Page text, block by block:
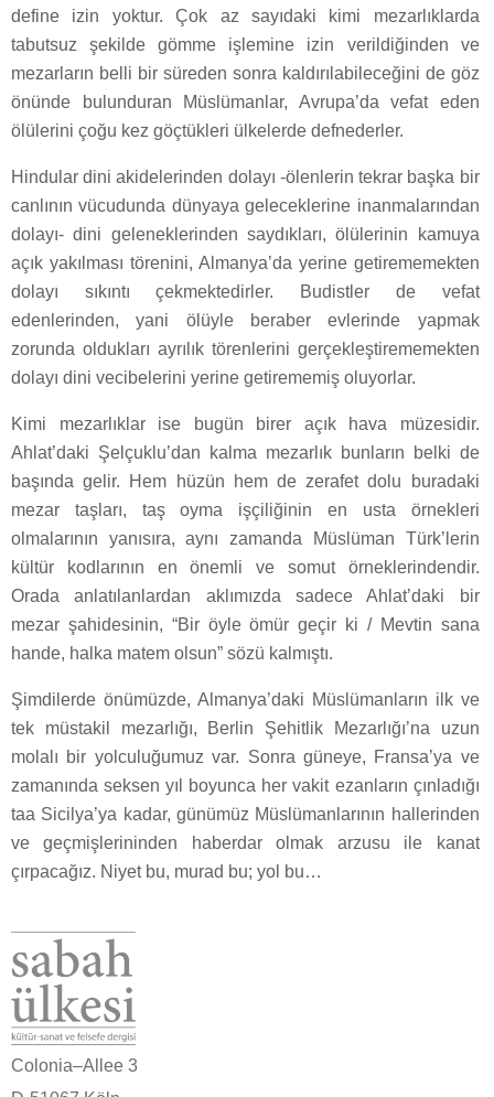
define izin yoktur. Çok az sayıdaki kimi mezarlıklarda
tabutsuz şekilde gömme işlemine izin verildiğinden ve
mezarların belli bir süreden sonra kaldırılabileceğini de göz
önünde bulunduran Müslümanlar, Avrupa’da vefat eden
ölülerini çoğu kez göçtükleri ülkelerde defnederler.
Hindular dini akidelerinden dolayı -ölenlerin tekrar başka bir
canlının vücudunda dünyaya geleceklerine inanmalarından
dolayı- dini geleneklerinden saydıkları, ölülerinin kamuya
açık yakılması törenini, Almanya’da yerine getirememekten
dolayı sıkıntı çekmektedirler. Budistler de vefat
edenlerinden, yani ölüyle beraber evlerinde yapmak
zorunda oldukları ayrılık törenlerini gerçekleştirememekten
dolayı dini vecibelerini yerine getirememiş oluyorlar.
Kimi mezarlıklar ise bugün birer açık hava müzesidir.
Ahlat’daki Şelçuklu’dan kalma mezarlık bunların belki de
başında gelir. Hem hüzün hem de zerafet dolu buradaki
mezar taşları, taş oyma işçiliğinin en usta örnekleri
olmalarının yanısıra, aynı zamanda Müslüman Türk’lerin
kültür kodlarının en önemli ve somut örneklerindendir.
Orada anlatılanlardan aklımızda sadece Ahlat’daki bir
mezar şahidesinin, “Bir öyle ömür geçir ki / Mevtin sana
hande, halka matem olsun” sözü kalmıştı.
Şimdilerde önümüzde, Almanya’daki Müslümanların ilk ve
tek müstakil mezarlığı, Berlin Şehitlik Mezarlığı’na uzun
molalı bir yolculuğumuz var. Sonra güneye, Fransa’ya ve
zamanında seksen yıl boyunca her vakit ezanların çınladığı
taa Sicilya’ya kadar, günümüz Müslümanlarının hallerinden
ve geçmişlerininden haberdar olmak arzusu ile kanat
çırpacağız. Niyet bu, murad bu; yol bu…
Colonia–Allee 3